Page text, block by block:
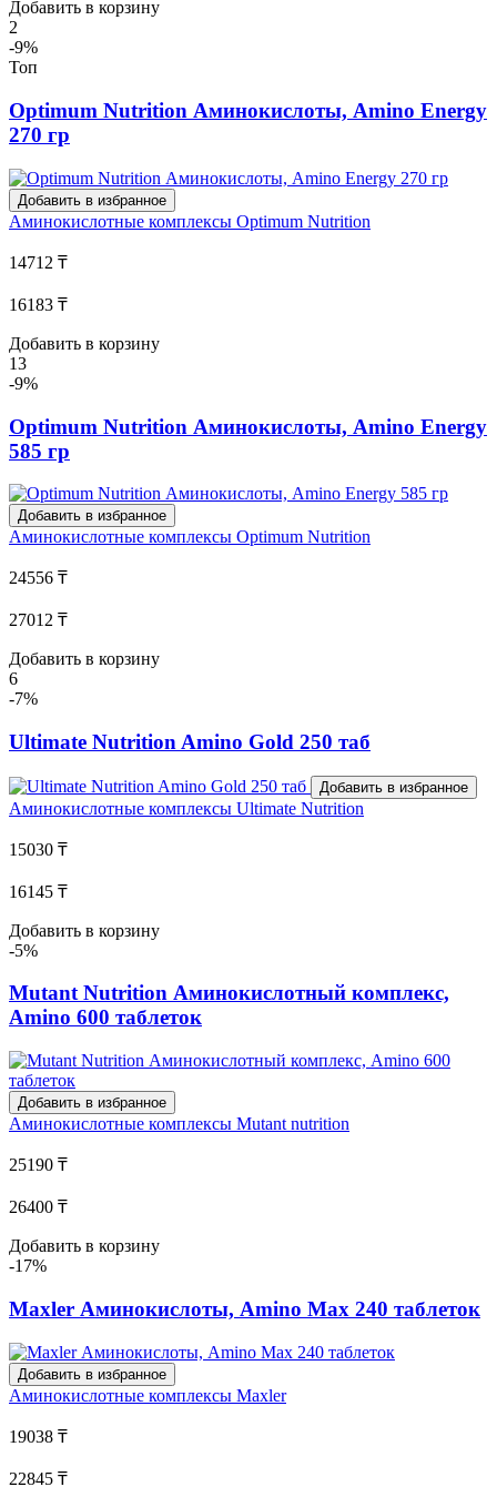
Добавить в корзину
2
-9%
Топ
Optimum Nutrition Аминокислоты, Amino Energy
270 гр
Добавить в избранное
Аминокислотные комплексы Optimum Nutrition
14712 ₸
16183 ₸
Добавить в корзину
13
-9%
Optimum Nutrition Аминокислоты, Amino Energy
585 гр
Добавить в избранное
Аминокислотные комплексы Optimum Nutrition
24556 ₸
27012 ₸
Добавить в корзину
6
-7%
Ultimate Nutrition Amino Gold 250 таб
Добавить в избранное
Аминокислотные комплексы Ultimate Nutrition
15030 ₸
16145 ₸
Добавить в корзину
-5%
Mutant Nutrition Аминокислотный комплекс,
Amino 600 таблеток
Добавить в избранное
Аминокислотные комплексы Mutant nutrition
25190 ₸
26400 ₸
Добавить в корзину
-17%
Maxler Аминокислоты, Amino Max 240 таблеток
Добавить в избранное
Аминокислотные комплексы Maxler
19038 ₸
22845 ₸